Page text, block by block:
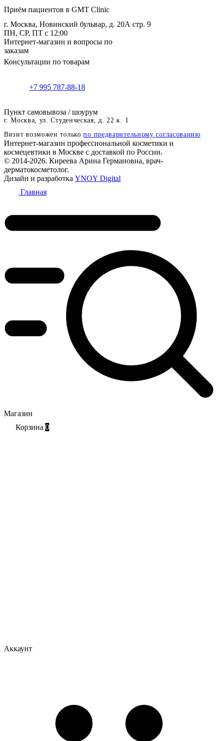
Приём пациентов в GMT Clinic
г. Москва, Новинский бульвар, д. 20А стр. 9
ПН, СР, ПТ с 12:00
Интернет-магазин и вопросы по
заказам
Консультации по товарам
+7 995 787-88-18
Пункт самовывоза / шоурум
г. Москва, ул. Студенческая, д. 22 к. 1
Визит возможен толькопо предварительному согласованию
Интернет-магазин профессиональной косметики и
космецевтики в Москве с доставкой по России.
© 2014-2026. Киреева Арина Германовна, врач-
дерматокосметолог.
Дизайн и разработка YNOY Digital
Главная
Магазин
Корзина 0
Аккаунт